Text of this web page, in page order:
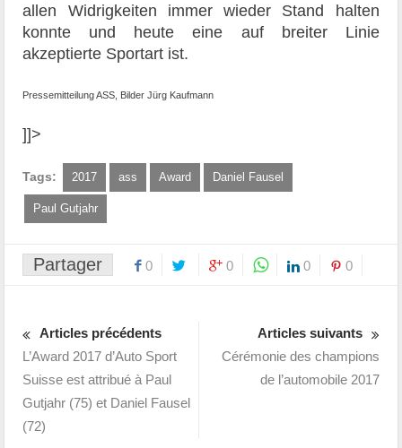
allen Widrigkeiten immer wieder Stand halten
konnte und heute eine auf breiter Linie
akzeptierte Sportart ist.
Pressemitteilung ASS, Bilder Jürg Kaufmann
]]>
Tags: 2017 ass Award Daniel Fausel
Paul Gutjahr
Partager 0 0 0 0
Articles précédents
L’Award 2017 d’Auto Sport
Suisse est attribué à Paul
Gutjahr (75) et Daniel Fausel
(72)
Articles suivants
Cérémonie des champions
de l’automobile 2017